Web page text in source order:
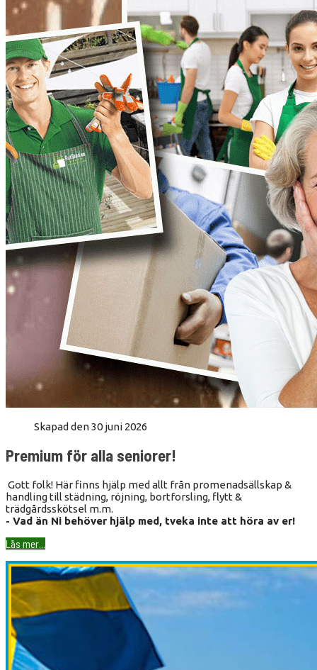
Skapad den 30 juni 2026
Premium för alla seniorer!
Gott folk! Här finns hjälp med allt från promenadsällskap &
handling till städning, röjning, bortforsling, flytt &
trädgårdsskötsel m.m.
- Vad än Ni behöver hjälp med, tveka inte att höra av er!
Läs mer...